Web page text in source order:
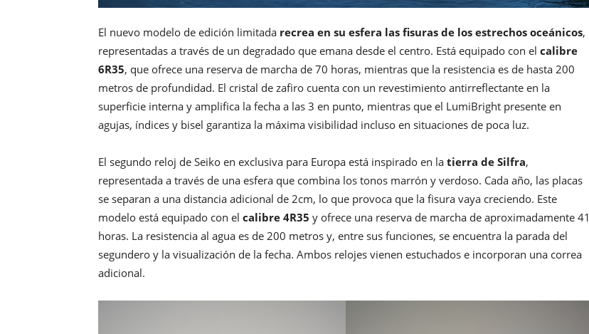
El nuevo modelo de edición limitada recrea en su esfera las fisuras de los estrechos oceánicos,
representadas a través de un degradado que emana desde el centro. Está equipado con el calibre
6R35, que ofrece una reserva de marcha de 70 horas, mientras que la resistencia es de hasta 200
metros de profundidad. El cristal de zafiro cuenta con un revestimiento antirreflectante en la
superficie interna y amplifica la fecha a las 3 en punto, mientras que el LumiBright presente en
agujas, índices y bisel garantiza la máxima visibilidad incluso en situaciones de poca luz.
El segundo reloj de Seiko en exclusiva para Europa está inspirado en la tierra de Silfra,
representada a través de una esfera que combina los tonos marrón y verdoso. Cada año, las placas
se separan a una distancia adicional de 2cm, lo que provoca que la fisura vaya creciendo. Este
modelo está equipado con el calibre 4R35 y ofrece una reserva de marcha de aproximadamente 41
horas. La resistencia al agua es de 200 metros y, entre sus funciones, se encuentra la parada del
segundero y la visualización de la fecha. Ambos relojes vienen estuchados e incorporan una correa
adicional.